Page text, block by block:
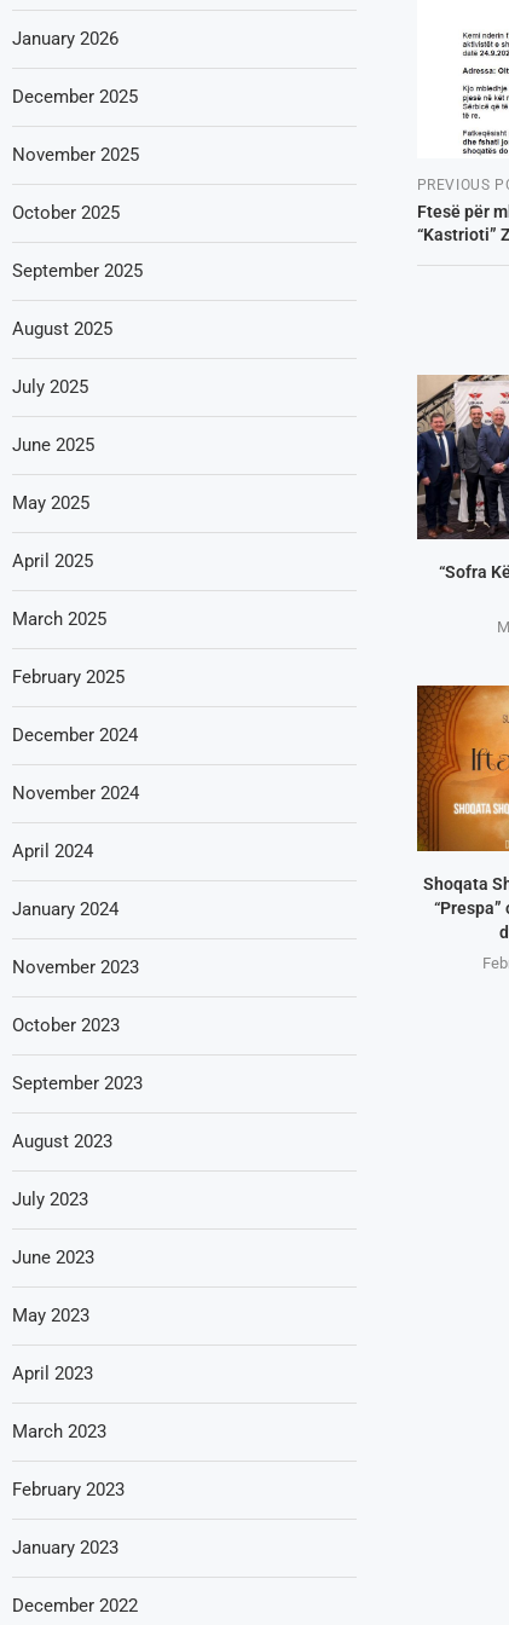
PREVIOUS
Ftesë për
“Kastrioti”
“Sofra
Shoqata
January 2026
December 2025
November 2025
October 2025
September 2025
August 2025
July 2025
June 2025
May 2025
April 2025
March 2025
February 2025
December 2024
November 2024
April 2024
January 2024
November 2023
October 2023
September 2023
August 2023
July 2023
June 2023
May 2023
April 2023
March 2023
February 2023
January 2023
December 2022